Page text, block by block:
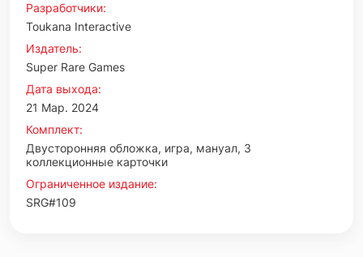
Разработчики:
Toukana Interactive
Издатель:
Super Rare Games
Дата выхода:
21 Мар. 2024
Комплект:
Двусторонняя обложка, игра, мануал, 3
коллекционные карточки
Ограниченное издание:
SRG#109